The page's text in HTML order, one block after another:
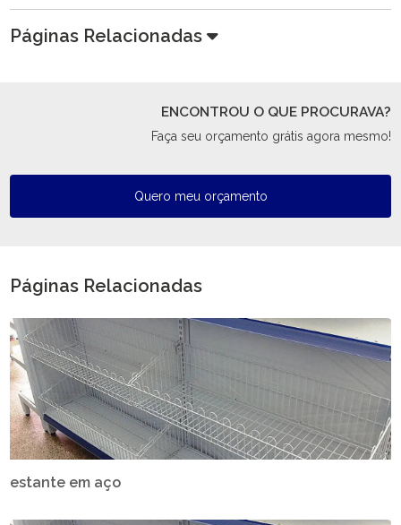
Páginas Relacionadas
ENCONTROU O QUE PROCURAVA?
Faça seu orçamento grátis agora mesmo!
Quero meu orçamento
Páginas Relacionadas
estante em aço